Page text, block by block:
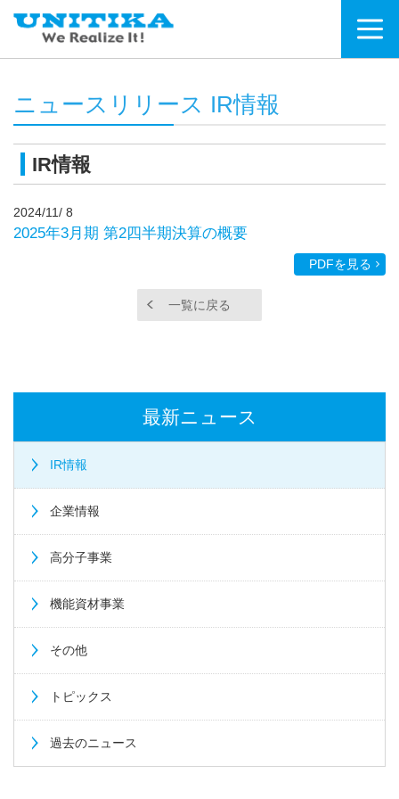
ニュースリリース IR情報
IR情報
2024/11/ 8
2025年3月期 第2四半期決算の概要
PDFを見る
一覧に戻る
最新ニュース
IR情報
企業情報
高分子事業
機能資材事業
その他
トピックス
過去のニュース